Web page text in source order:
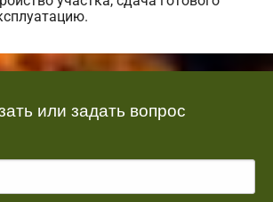
или задать вопрос